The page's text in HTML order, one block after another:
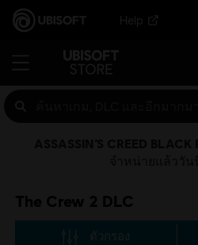
Help
The Crew 2 DLC
ตัวกรอง